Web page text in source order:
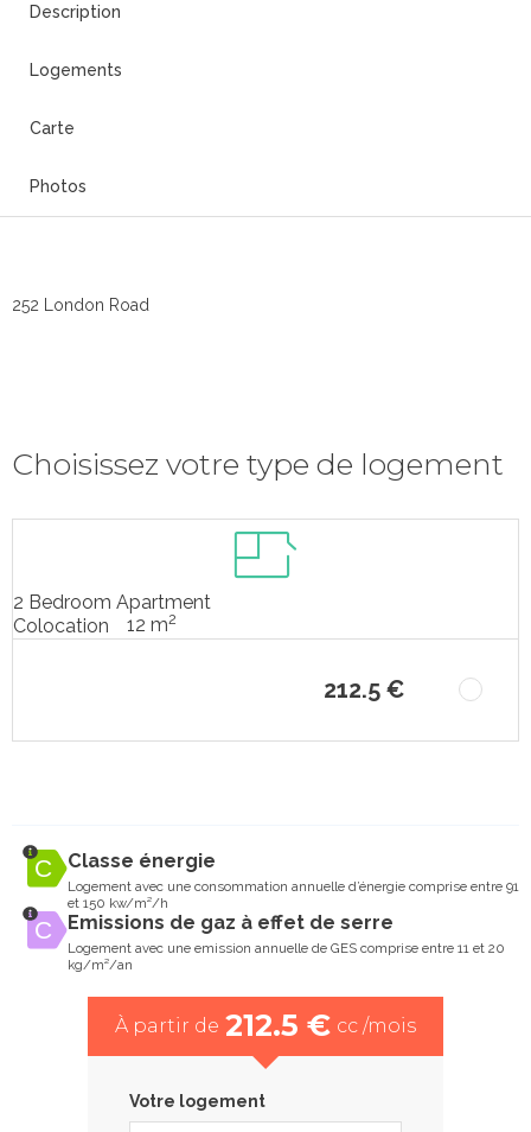
Description
Logements
Carte
Photos
252 London Road
Choisissez votre type de logement
2 Bedroom Apartment
Colocation
12 m2
212.5 €
Classe énergie
Logement avec une consommation annuelle d’énergie comprise entre 91
et 150 kw/m²/h
Emissions de gaz à effet de serre
Logement avec une emission annuelle de GES comprise entre 11 et 20
kg/m²/an
À partir de 212.5 € cc /mois
Votre logement